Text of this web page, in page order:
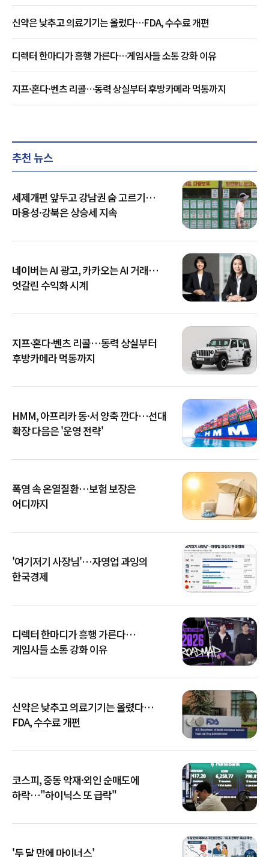
신약은 낮추고 의료기기는 올렸다…FDA, 수수료 개편
디렉터 한마디가 흥행 가른다…게임사들 소통 강화 이유
지프·혼다·벤츠 리콜…동력 상실부터 후방카메라 먹통까지
추천 뉴스
세제개편 앞두고 강남권 숨 고르기…
마용성·강북은 상승세 지속
네이버는 AI 광고, 카카오는 AI 거래…
엇갈린 수익화 시계
지프·혼다·벤츠 리콜…동력 상실부터
후방카메라 먹통까지
HMM, 아프리카 동·서 양축 깐다…선대
확장 다음은 '운영 전략'
폭염 속 온열질환…보험 보장은
어디까지
'여기저기 사장님'…자영업 과잉의
한국경제
디렉터 한마디가 흥행 가른다…
게임사들 소통 강화 이유
신약은 낮추고 의료기기는 올렸다…
FDA, 수수료 개편
코스피, 중동 악재·외인 순매도에
하락…"하이닉스 또 급락"
'두 달 만에 마이너스'